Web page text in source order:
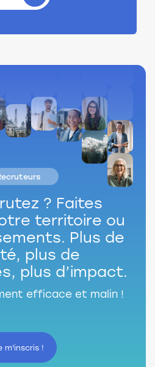
? Faites
territoire ou
Plus de
plus de
plus d’impact.
efficace et malin !
m'inscris !